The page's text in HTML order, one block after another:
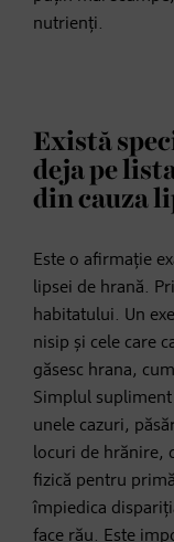
nutrienți.
Există
deja pe
din cauza
Este o afirmație
lipsei de hrană.
habitatului. Un
nisip și cele care
găsesc hrana,
Simplul
unele cazuri,
locuri de hrănire,
fizică pentru
împiedica
face rău. Este